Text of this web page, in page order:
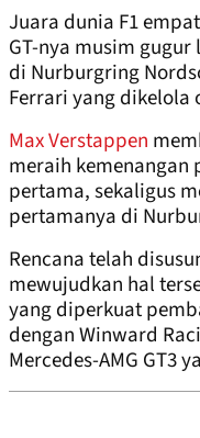
Juara dunia F1
GT-nya musim
di Nurburgring
Ferrari yang dikelola
Max Verstappen
meraih kemenangan
pertama, sekaligus
pertamanya di
Rencana telah
mewujudkan hal
yang diperkuat
dengan Winward
Mercedes-AMG GT3